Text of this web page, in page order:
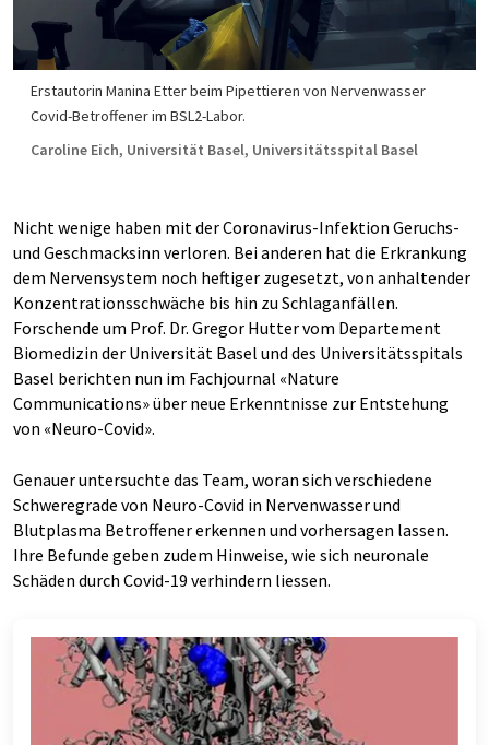
Erstautorin Manina Etter beim Pipettieren von Nervenwasser
Covid-Betroffener im BSL2-Labor.
Caroline Eich, Universität Basel, Universitätsspital Basel
Nicht wenige haben mit der Coronavirus-Infektion Geruchs-
und Geschmacksinn verloren. Bei anderen hat die Erkrankung
dem Nervensystem noch heftiger zugesetzt, von anhaltender
Konzentrationsschwäche bis hin zu Schlaganfällen.
Forschende um Prof. Dr. Gregor Hutter vom Departement
Biomedizin der Universität Basel und des Universitätsspitals
Basel berichten nun im Fachjournal «Nature
Communications» über neue Erkenntnisse zur Entstehung
von «Neuro-Covid».
Genauer untersuchte das Team, woran sich verschiedene
Schweregrade von Neuro-Covid in Nervenwasser und
Blutplasma Betroffener erkennen und vorhersagen lassen.
Ihre Befunde geben zudem Hinweise, wie sich neuronale
Schäden durch Covid-19 verhindern liessen.